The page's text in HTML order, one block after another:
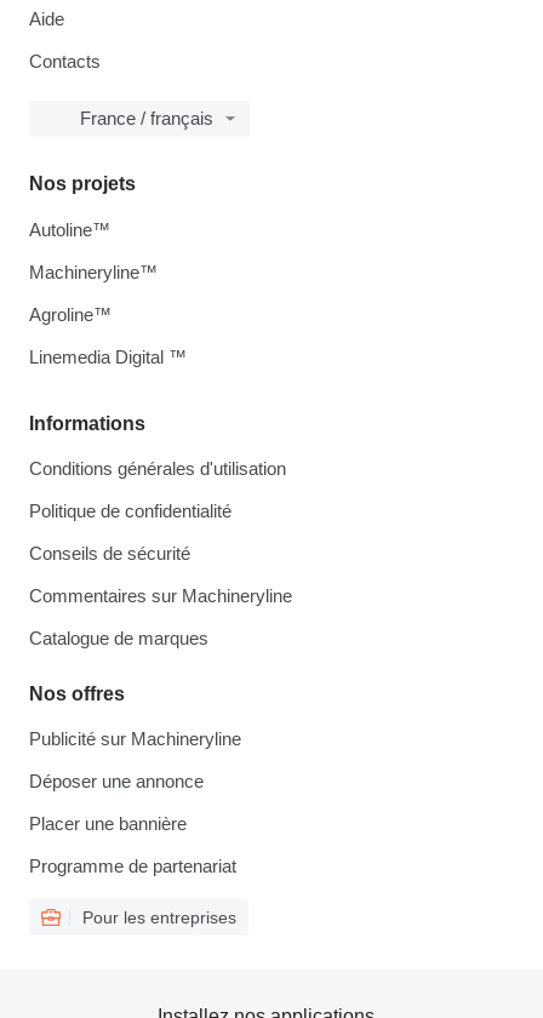
Aide
Contacts
France / français
Informations
Conditions générales d'utilisation
Politique de confidentialité
Conseils de sécurité
Commentaires sur Machineryline
Catalogue de marques
Nos offres
Publicité sur Machineryline
Déposer une annonce
Placer une bannière
Programme de partenariat
Pour les entreprises
Nos projets
Autoline™
Machineryline™
Agroline™
Linemedia Digital ™